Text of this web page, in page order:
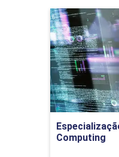
Gestão de
Big Data
Computing
Ir